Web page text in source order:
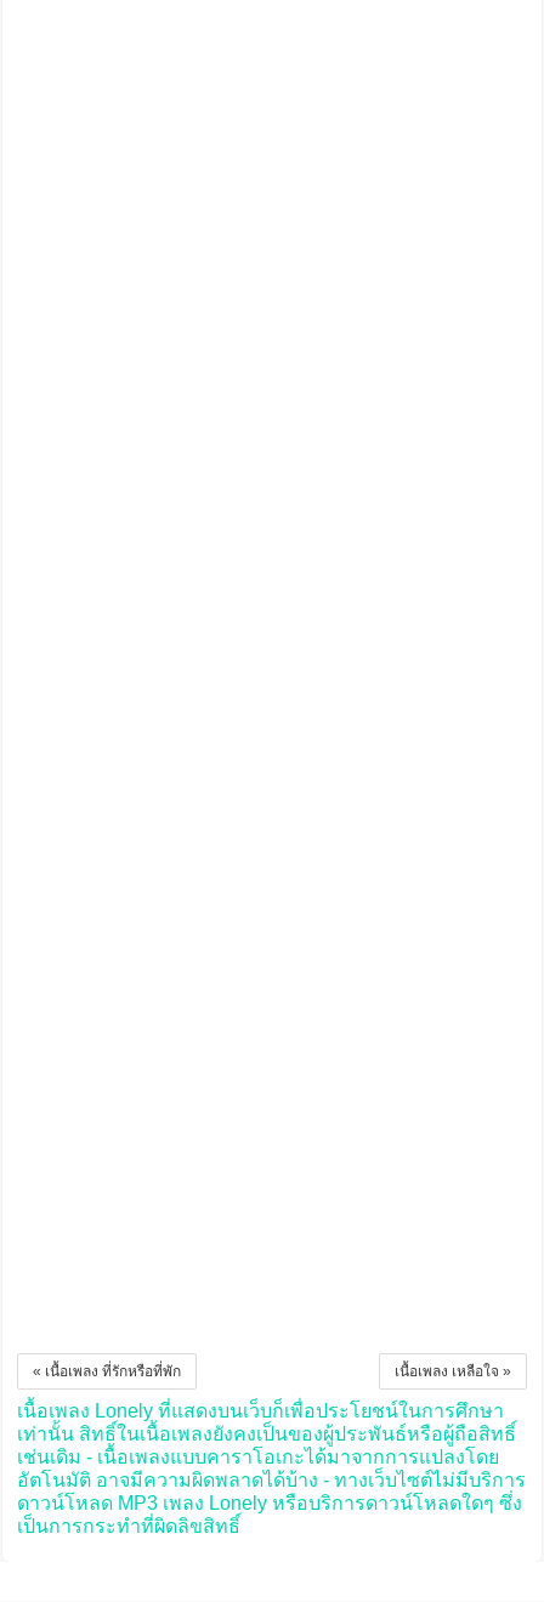
เนื้อเพลง เหลือใจ »
« เนื้อเพลง ที่รักหรือที่พัก
เนื้อเพลง Lonely ที่แสดงบนเว็บก็เพื่อประโยชน์ในการศึกษา
เท่านั้น สิทธิ์ในเนื้อเพลงยังคงเป็นของผู้ประพันธ์หรือผู้ถือสิทธิ์
เช่นเดิม - เนื้อเพลงแบบคาราโอเกะได้มาจากการแปลงโดย
อัตโนมัติ อาจมีความผิดพลาดได้บ้าง - ทางเว็บไซต์ไม่มีบริการ
ดาวน์โหลด MP3 เพลง Lonely หรือบริการดาวน์โหลดใดๆ ซึ่ง
เป็นการกระทำที่ผิดลิขสิทธิ์